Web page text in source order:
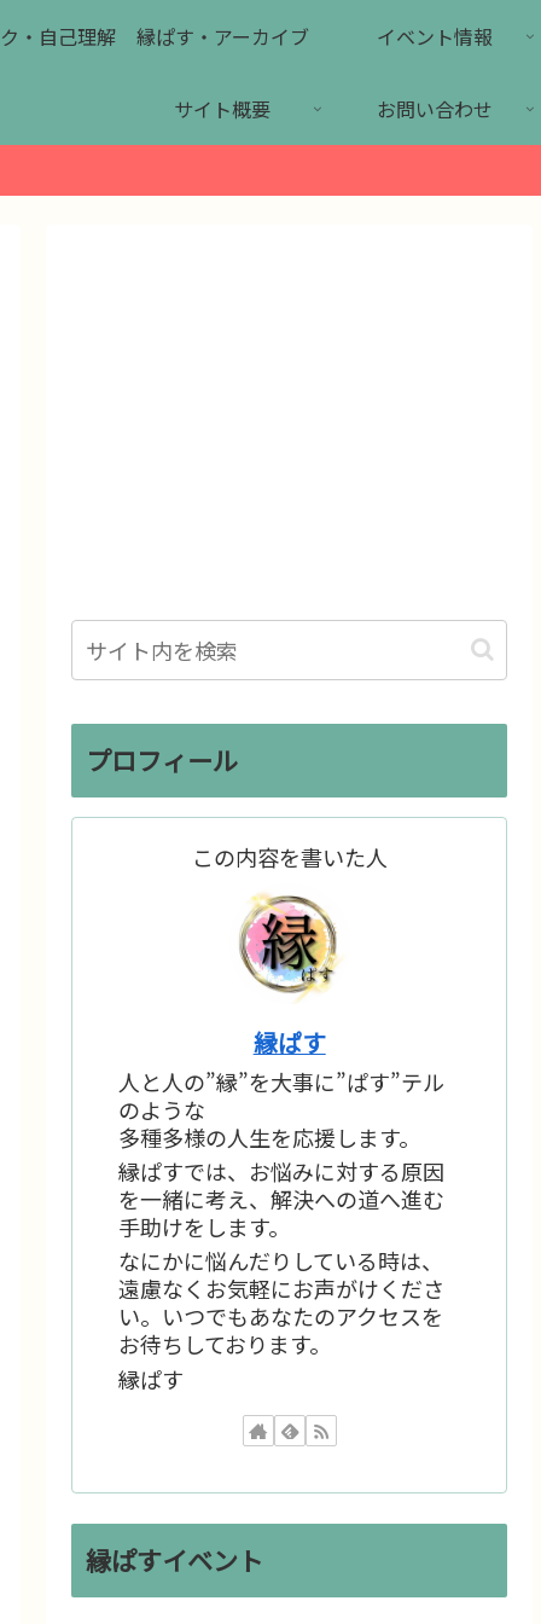
・自己理解 縁ぱす・アーカイブ イベント情報
サイト概要 お問い合わせ
プロフィール
この内容を書いた人
縁ぱす
人と人の”縁”を大事に”ぱす”テル
のような
多種多様の人生を応援します。
縁ぱすでは、お悩みに対する原因
を一緒に考え、解決への道へ進む
手助けをします。
なにかに悩んだりしている時は、
遠慮なくお気軽にお声がけくださ
い。いつでもあなたのアクセスを
お待ちしております。
縁ぱす
縁ぱすイベント